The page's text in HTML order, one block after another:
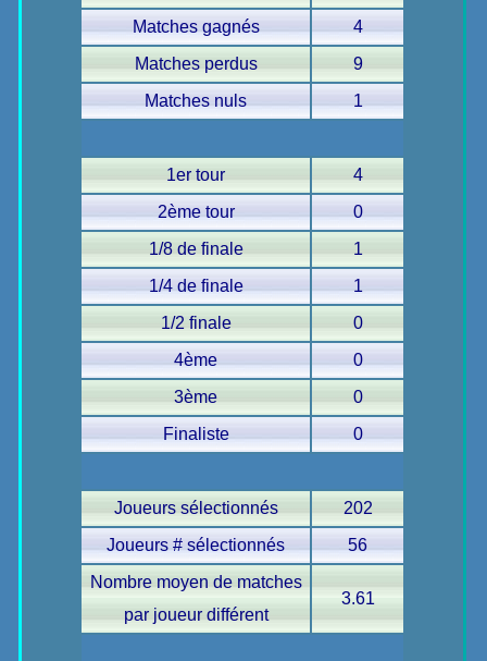
Matches gagnés
4
Matches perdus
9
Matches nuls
1
1er tour
4
2ème tour
0
1/8 de finale
1
1/4 de finale
1
1/2 finale
0
4ème
0
3ème
0
Finaliste
0
Joueurs sélectionnés
202
Joueurs # sélectionnés
56
Nombre moyen de matches
par joueur différent
3.61